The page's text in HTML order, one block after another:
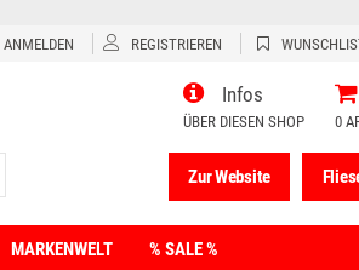
ANMELDEN REGISTRIEREN
Infos
ÜBER DIESEN SHOP 0
Zur Website
MARKENWELT % SALE %